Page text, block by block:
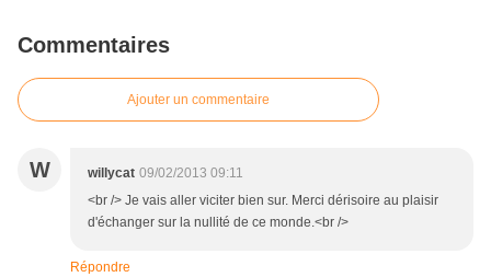
Commentaires
Ajouter un commentaire
W willycat 09/02/2013 09:11
<br /> Je vais aller viciter bien sur. Merci dérisoire au plaisir
d'échanger sur la nullité de ce monde.<br />
Répondre